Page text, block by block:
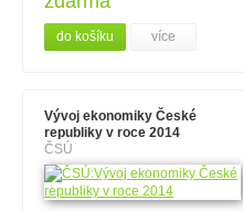
do košíku více
Vývoj ekonomiky České
republiky v roce 2014
ČSÚ